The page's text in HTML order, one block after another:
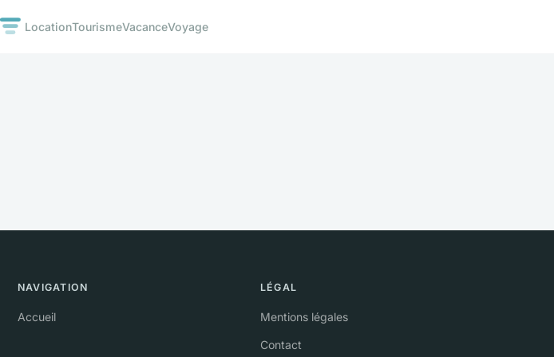
LocationTourismeVacanceVoyage
NAVIGATION
Accueil
LÉGAL
Mentions légales
Contact